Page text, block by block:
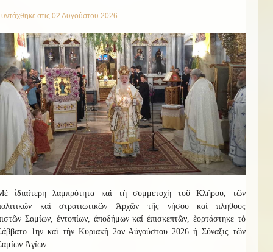
στις 02 Αυγούστου 2026
έ ἰδιαίτερη λαμπρότητα καὶ τὴ συμμετοχὴ τοῦ Κλήρου , τῶν
καί στρατιωτικῶν Ἀρχῶν τῆς νήσου καί πλήθους
Σαμίων, ἐντοπίων, ἀποδήμων καί ἐπισκεπτῶν , ἑορτάστηκε τὸ
1ην καὶ τὴν Κυριακὴ 2αν Αὐγούστου 2026ἡ Σύναξις τῶν
Ἁγίων.